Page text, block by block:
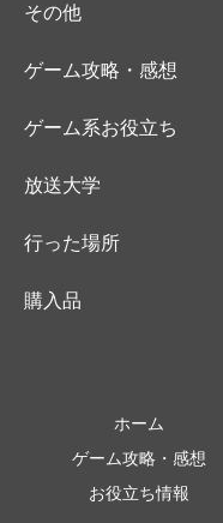
その他
ゲーム攻略・感想
ゲーム系お役立ち
放送大学
行った場所
購入品
ホーム
ゲーム攻略・感想
お役立ち情報